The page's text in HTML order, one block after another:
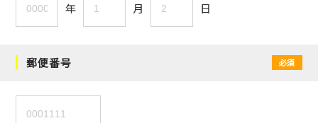
年 月 日
郵便番号 必須